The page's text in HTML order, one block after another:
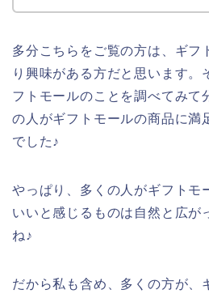
多分こちらをご覧の方は、ギフ
り興味がある方だと思います。
フトモールのことを調べてみて
の人がギフトモールの商品に満
でした♪
やっぱり、多くの人がギフトモ
いいと感じるものは自然と広が
ね♪
だから私も含め、多くの方が、